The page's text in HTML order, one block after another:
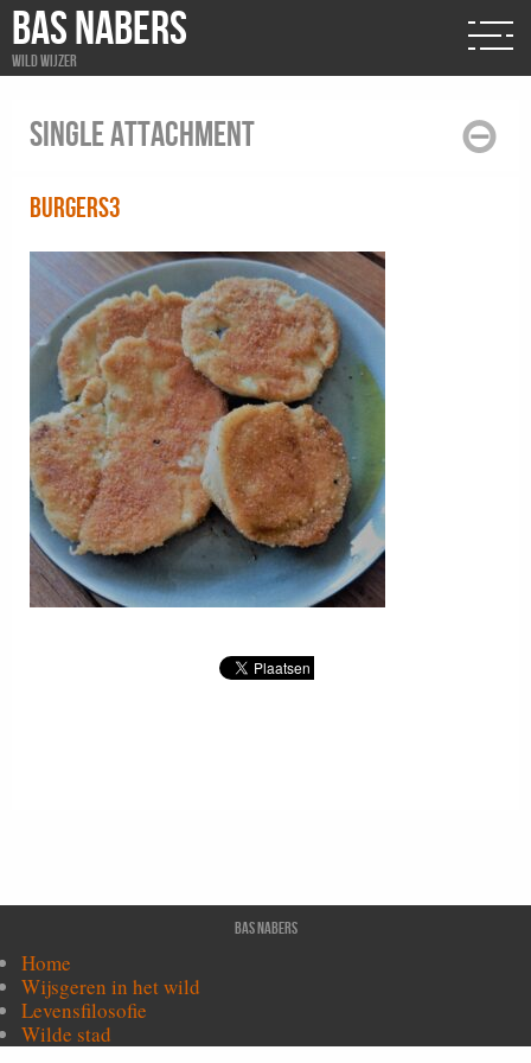
BAS NABERS
Wild wijzer
Single attachment
burgers3
Bas Nabers
Home
Wijsgeren in het wild
Levensfilosofie
Wilde stad